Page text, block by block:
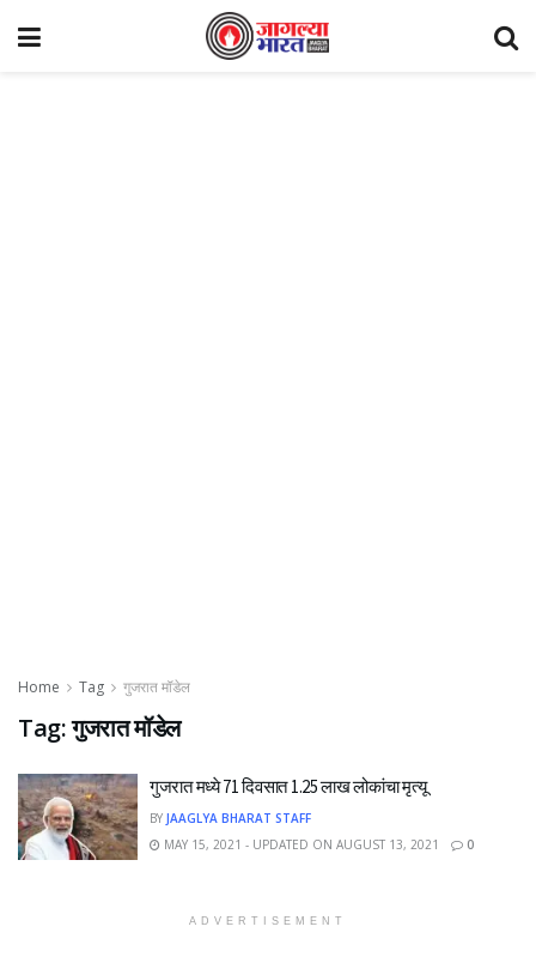
Home Tag गुजरात मॉडेल
Tag:गुजरात मॉडेल
गुजरात मध्ये 71 दिवसात 1.25 लाख लोकांचा मृत्यू
BY JAAGLYA BHARAT STAFF
MAY 15, 2021 - UPDATED ON AUGUST 13, 2021
0
ADVERTISEMENT